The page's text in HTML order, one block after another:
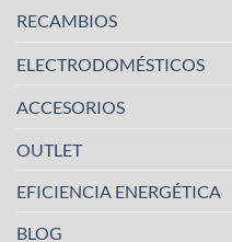
RECAMBIOS
ELECTRODOMÉSTICOS
ACCESORIOS
OUTLET
EFICIENCIA ENERGÉTICA
BLOG